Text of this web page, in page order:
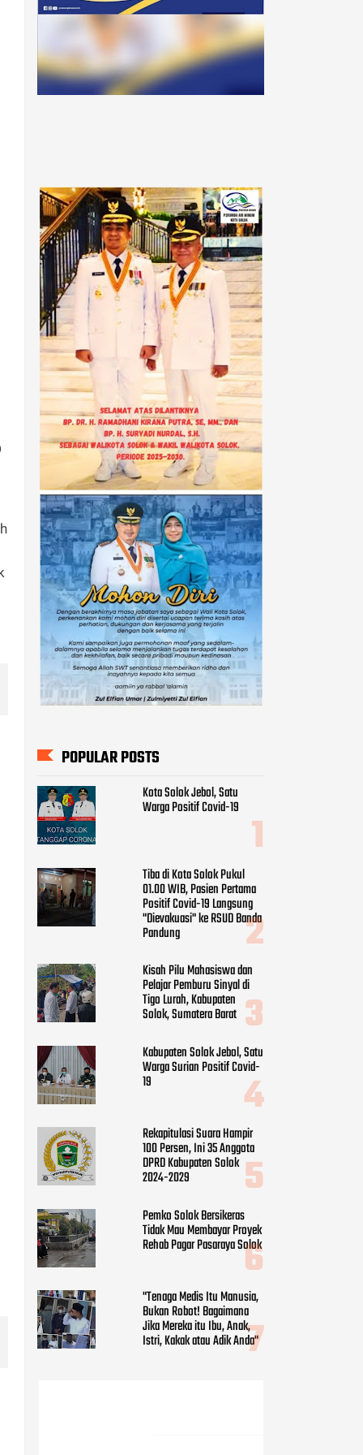
POPULAR POSTS
Kota Solok Jebol, Satu
Warga Positif Covid-19
Tiba di Kota Solok Pukul
01.00 WIB, Pasien Pertama
Kisah Pilu Mahasiswa dan
Pelajar Pemburu Sinyal di
Tigo Lurah, Kabupaten
Kabupaten Solok Jebol, Satu
Warga Surian Positif Covid-
19
Rekapitulasi Suara Hampir
100 Persen, Ini 35 Anggota
DPRD Kabupaten Solok
2024-2029
Pemko Solok Bersikeras
Tidak Mau Membayar Proyek
Rehab Pagar Pasaraya Solok
"Tenaga Medis Itu Manusia,
Bukan Robot! Bagaimana
Jika Mereka itu Ibu, Anak,
Istri, Kakak atau Adik Anda"